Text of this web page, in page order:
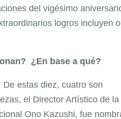
del vigésimo
logros incluyen
¿En base a qué?
estas diez, cuatro son
el Director Artístico de la
Ono Kazushi, fue